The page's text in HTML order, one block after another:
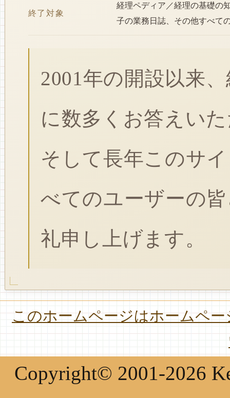
終了対象
経理ペディア／経理の基礎の
子の業務日誌、その他すべて
2001年の開設以来
に数多くお答えい
そして長年このサ
べてのユーザーの
礼申し上げます。
このホームページはホームペ
Copyright© 2001-2026